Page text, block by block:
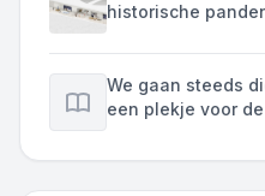
historische
We gaan steeds
een plekje voor